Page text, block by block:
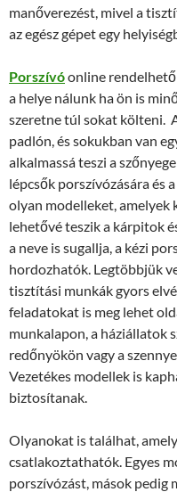
manőverezést, mivel a
az egész gépet egy
Porszívóonline
a helye nálunk ha ön is
szeretne túl sokat költeni.
padlón, és sokukban van
alkalmassá teszi a
lépcsők porszívózására és
olyan modelleket, amelyek
lehetővé teszik a kárpitok
a neve is sugallja, a kézi
hordozhatók. Legtöbbjük
tisztítási munkák gyors
feladatokat is meg lehet
munkalapon, a háziállatok
redőnyökön vagy a
Vezetékes modellek is
biztosítanak.
Olyanokat is találhat,
csatlakoztathatók. Egyes
porszívózást, mások pedig